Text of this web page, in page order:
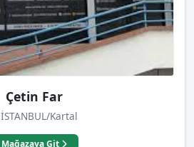
Çetin Far
İSTANBUL/Kartal
Mağazaya Git